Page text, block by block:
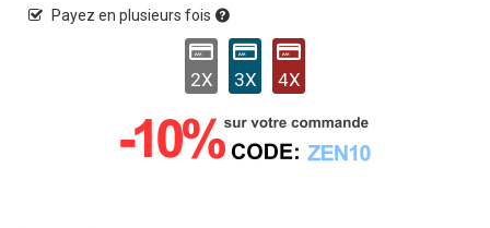
Payez en plusieurs fois
2X 3X 4X